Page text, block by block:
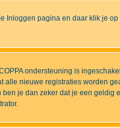
Inloggen pagina en daar klik je op
ondersteuning is
nieuwe registraties worden
je dan zeker dat je een geldig